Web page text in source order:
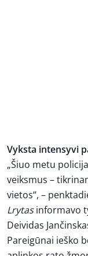
Vyksta intensyvi
„Šiuo metu
veiksmus –
vietos“, –
Lrytasinformavo
Deividas
Pareigūnai ieško